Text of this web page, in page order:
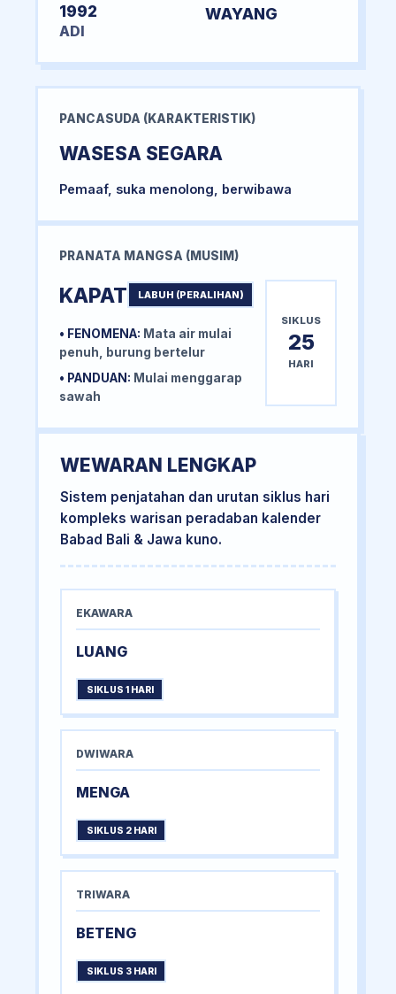
1992
ADI
WAYANG
PANCASUDA (KARAKTERISTIK)
WASESA SEGARA
Pemaaf, suka menolong, berwibawa
PRANATA MANGSA (MUSIM)
KAPAT LABUH (PERALIHAN)
• FENOMENA: Mata air mulai
penuh, burung bertelur
• PANDUAN: Mulai menggarap
sawah
SIKLUS
25
HARI
WEWARAN LENGKAP
Sistem penjatahan dan urutan siklus hari
kompleks warisan peradaban kalender
Babad Bali & Jawa kuno.
EKAWARA
LUANG
SIKLUS 1 HARI
DWIWARA
MENGA
SIKLUS 2 HARI
TRIWARA
BETENG
SIKLUS 3 HARI